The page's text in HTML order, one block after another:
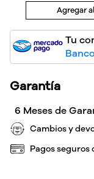
Agregar
Tu
Garantía
6 Meses de
Cambios y
Pagos seguros